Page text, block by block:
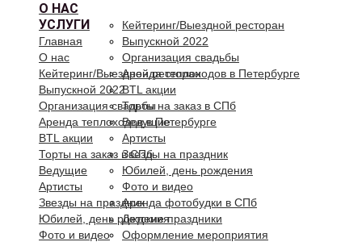
О НАС
УСЛУГИ
Кейтеринг/Выездной ресторан
Выпускной 2022
Организация свадьбы
Аренда теплоходов в Петербурге
BTL акции
Торты на заказ в СПб
Ведущие
Артисты
Звезды на праздник
Юбилей, день рождения
Фото и видео
Аренда фотобудки в СПб
Детские праздники
Оформление мероприятия
Главная
О нас
Кейтеринг/Выездной ресторан
Выпускной 2022
Организация свадьбы
Аренда теплоходов в Петербурге
BTL акции
Торты на заказ в СПб
Ведущие
Артисты
Звезды на праздник
Юбилей, день рождения
Фото и видео